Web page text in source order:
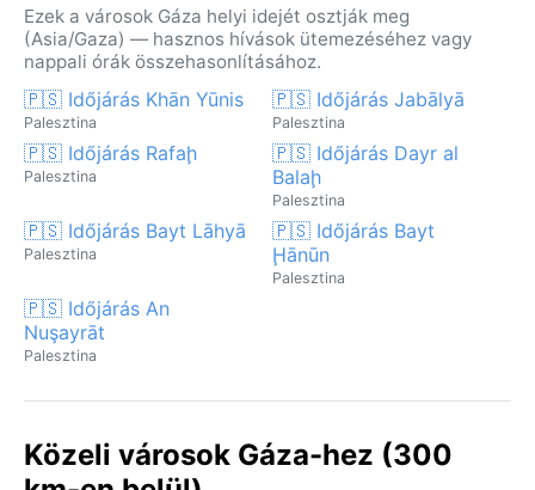
Ezek a városok Gáza helyi idejét osztják meg
(Asia/Gaza) — hasznos hívások ütemezéséhez vagy
nappali órák összehasonlításához.
🇵🇸 Időjárás Khān Yūnis
Palesztina
🇵🇸 Időjárás Jabālyā
Palesztina
🇵🇸 Időjárás Rafaḩ
Palesztina
🇵🇸 Időjárás Dayr al
Balaḩ
Palesztina
🇵🇸 Időjárás Bayt Lāhyā
Palesztina
🇵🇸 Időjárás Bayt
Ḩānūn
Palesztina
🇵🇸 Időjárás An
Nuşayrāt
Palesztina
Közeli városok Gáza-hez (300